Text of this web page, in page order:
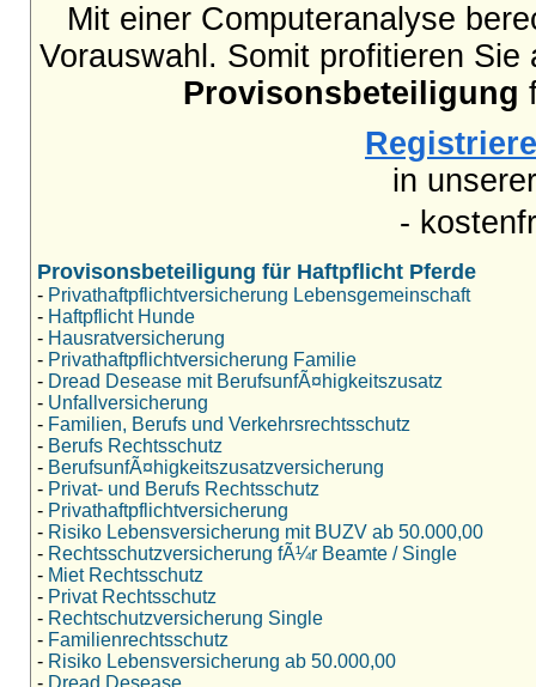
Mit einer Computeranalyse
Vorauswahl. Somit profitieren
Provisonsbeteiligung
in
-
Provisonsbeteiligung für Haftpflicht Pferde
- Privathaftpflichtversicherung Lebensgemeinschaft
- Haftpflicht Hunde
- Hausratversicherung
- Privathaftpflichtversicherung Familie
- Dread Desease mit BerufsunfÃ¤higkeitszusatz
- Unfallversicherung
- Familien, Berufs und Verkehrsrechtsschutz
- Berufs Rechtsschutz
- BerufsunfÃ¤higkeitszusatzversicherung
- Privat- und Berufs Rechtsschutz
- Privathaftpflichtversicherung
- Risiko Lebensversicherung mit BUZV ab 50.000,00
- Rechtsschutzversicherung fÃ¼r Beamte / Single
- Miet Rechtsschutz
- Privat Rechtsschutz
- Rechtschutzversicherung Single
- Familienrechtsschutz
- Risiko Lebensversicherung ab 50.000,00
- Dread Desease